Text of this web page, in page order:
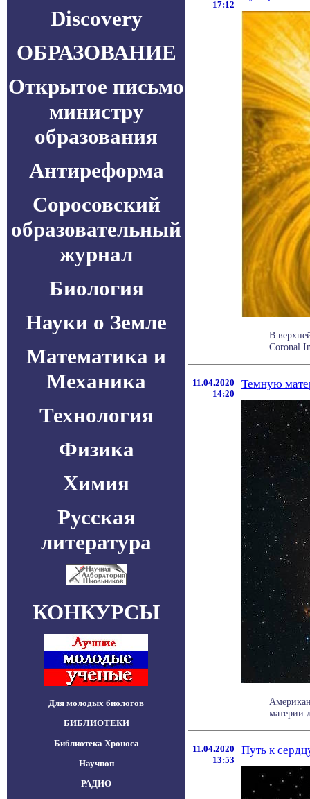
Discovery
ОБРАЗОВАНИЕ
Открытое письмо
министру
образования
Антиреформа
Соросовский
образовательный
журнал
Биология
Науки о Земле
Математика и
Механика
Технология
Физика
Химия
Русская
литература
КОНКУРСЫ
Для молодых биологов
БИБЛИОТЕКИ
Библиотека Хроноса
Научпоп
РАДИО
17:12
В
Coronal
11.04.2020
14:20
Темную
материи
11.04.2020
13:53
Путь к